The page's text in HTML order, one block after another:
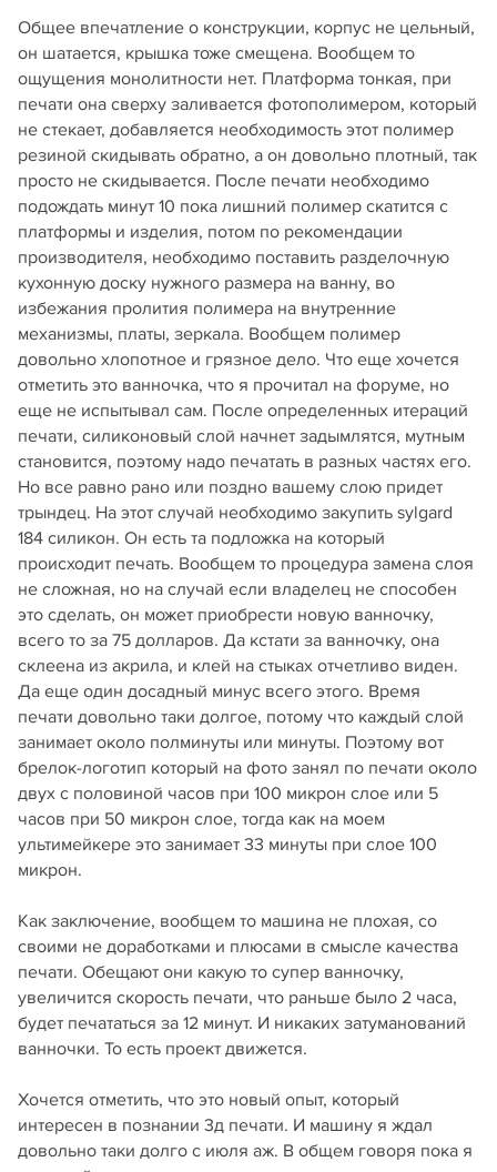
Общее впечатление о конструкции, корпус не цельный,
он шатается, крышка тоже смещена. Вообщем то
ощущения монолитности нет. Платформа тонкая, при
печати она сверху заливается фотополимером, который
не стекает, добавляется необходимость этот полимер
резиной скидывать обратно, а он довольно плотный, так
просто не скидывается. После печати необходимо
подождать минут 10 пока лишний полимер скатится с
платформы и изделия, потом по рекомендации
производителя, необходимо поставить разделочную
кухонную доску нужного размера на ванну, во
избежания пролития полимера на внутренние
механизмы, платы, зеркала. Вообщем полимер
довольно хлопотное и грязное дело. Что еще хочется
отметить это ванночка, что я прочитал на форуме, но
еще не испытывал сам. После определенных итераций
печати, силиконовый слой начнет задымлятся, мутным
становится, поэтому надо печатать в разных частях его.
Но все равно рано или поздно вашему слою придет
трындец. На этот случай необходимо закупить sylgard
184 силикон. Он есть та подложка на который
происходит печать. Вообщем то процедура замена слоя
не сложная, но на случай если владелец не способен
это сделать, он может приобрести новую ванночку,
всего то за 75 долларов. Да кстати за ванночку, она
склеена из акрила, и клей на стыках отчетливо виден.
Да еще один досадный минус всего этого. Время
печати довольно таки долгое, потому что каждый слой
занимает около полминуты или минуты. Поэтому вот
брелок-логотип который на фото занял по печати около
двух с половиной часов при 100 микрон слое или 5
часов при 50 микрон слое, тогда как на моем
ультимейкере это занимает 33 минуты при слое 100
микрон.
Как заключение, вообщем то машина не плохая, со
своими не доработками и плюсами в смысле качества
печати. Обещают они какую то супер ванночку,
увеличится скорость печати, что раньше было 2 часа,
будет печататься за 12 минут. И никаких затуманований
ванночки. То есть проект движется.
Хочется отметить, что это новый опыт, который
интересен в познании 3д печати. И машину я ждал
довольно таки долго с июля аж. В общем говоря пока я